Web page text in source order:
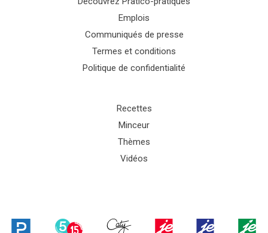
Emplois
Communiqués de presse
Termes et conditions
Politique de confidentialité
Recettes
Minceur
Thèmes
Vidéos